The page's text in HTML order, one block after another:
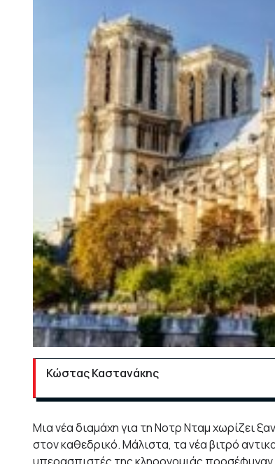
Κώστας Καστανάκης
Μια νέα διαμάχη για τη Νοτρ Νταμ χωρίζει
στον καθεδρικό. Μάλιστα, τα νέα βιτρό